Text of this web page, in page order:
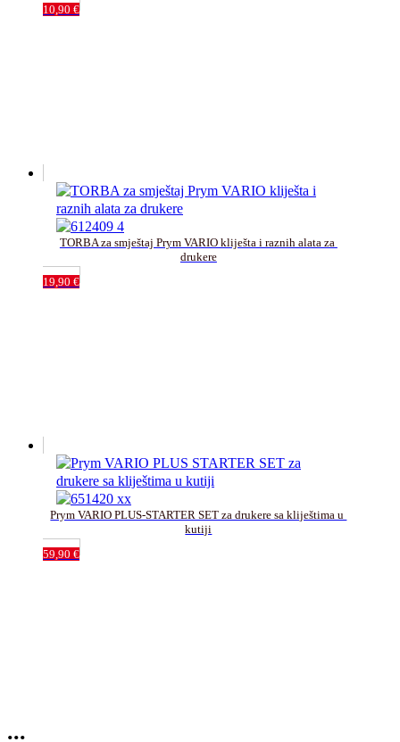
10,90 €
TORBA za smještaj Prym VARIO kliješta i raznih alata za
drukere
19,90 €
Prym VARIO PLUS-STARTER SET za drukere sa kliještima u
kutiji
59,90 €
...